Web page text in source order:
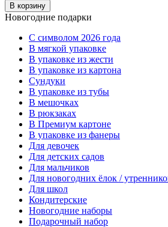
В корзину
Новогодние подарки
C символом 2026 года
В мягкой упаковке
В упаковке из жести
В упаковке из картона
Сундуки
В упаковке из тубы
В мешочках
В рюкзаках
В Премиум картоне
В упаковке из фанеры
Для девочек
Для детских садов
Для мальчиков
Для новогодних ёлок /
Для школ
Кондитерские
Новогодние наборы
Подарочный набор